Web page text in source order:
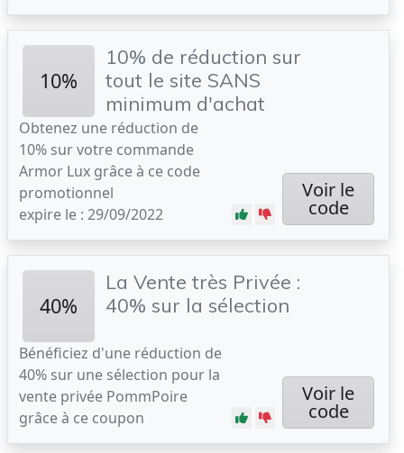
10%
10% de réduction sur
tout le site SANS
minimum d'achat
Obtenez une réduction de
10% sur votre commande
Armor Lux grâce à ce code
promotionnel
expire le : 29/09/2022
Voir le
code
40%
La Vente très Privée :
40% sur la sélection
Bénéficiez d'une réduction de
40% sur une sélection pour la
vente privée PommPoire
grâce à ce coupon
Voir le
code